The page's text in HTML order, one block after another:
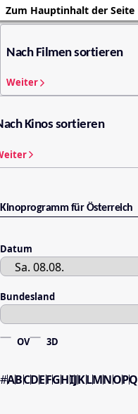
Zum Hauptinhalt der Seite
Nach Filmen sortieren
Weiter
Kinos sortieren
Kinoprogramm für Österreich
Datum
Bundesland
OV 3D
#ABCDEFGHIJKLMNOPQ